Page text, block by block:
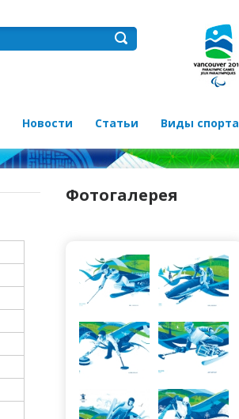
Новости Статьи Виды спорта
Фотогалерея